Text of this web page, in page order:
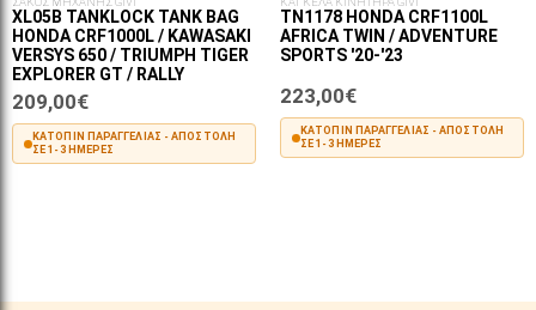
XL05B TANKLOCK TANK BAG
HONDA CRF1000L / KAWASAKI
VERSYS 650 / TRIUMPH TIGER
EXPLORER GT / RALLY
209,00€
ΚΑΤΌΠΙΝ ΠΑΡΑΓΓΕΛΊΑΣ - ΑΠΟΣΤΟΛΉ
ΣΕ 1-3 ΗΜΈΡΕΣ
TN1178 HONDA CRF1100L
AFRICA TWIN / ADVENTURE
SPORTS '20-'23
223,00€
ΚΑΤΌΠΙΝ ΠΑΡΑΓΓΕΛΊΑΣ - ΑΠΟΣΤΟΛΉ
ΣΕ 1-3 ΗΜΈΡΕΣ